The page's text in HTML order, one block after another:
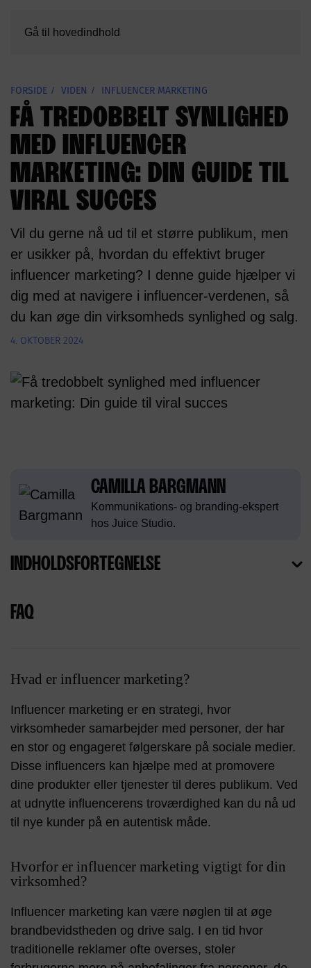
Gå til hovedindhold
FORSIDE VIDEN INFLUENCER MARKETING
FÅ TREDOBBELT SYNLIGHED
MED INFLUENCER
MARKETING: DIN GUIDE TIL
VIRAL SUCCES
Vil du gerne nå ud til et større publikum, men
er usikker på, hvordan du effektivt bruger
influencer marketing? I denne guide hjælper vi
dig med at navigere i influencer-verdenen, så
du kan øge din virksomheds synlighed og salg.
4. OKTOBER 2024
CAMILLA BARGMANN
Kommunikations- og branding-ekspert
hos Juice Studio.
INDHOLDSFORTEGNELSE
FAQ
Hvad er influencer marketing?
Influencer marketing er en strategi, hvor
virksomheder samarbejder med personer, der har
en stor og engageret følgerskare på sociale medier.
Disse influencers kan hjælpe med at promovere
dine produkter eller tjenester til deres publikum. Ved
at udnytte influencerens troværdighed kan du nå ud
til nye kunder på en autentisk måde.
Hvorfor er influencer marketing vigtigt for din
virksomhed?
Influencer marketing kan være nøglen til at øge
brandbevidstheden og drive salg. I en tid hvor
traditionelle reklamer ofte overses, stoler